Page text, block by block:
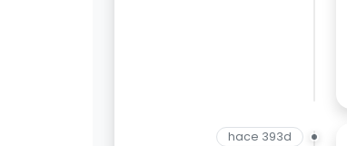
hace 393d